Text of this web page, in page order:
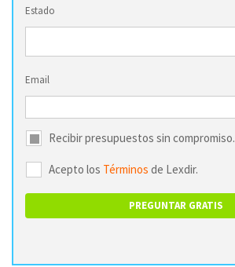
Estado
Email
Recibir presupuestos sin compromiso.
Acepto los Términos de Lexdir.